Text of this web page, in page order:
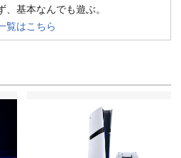
基本なんでも遊ぶ。
覧はこちら